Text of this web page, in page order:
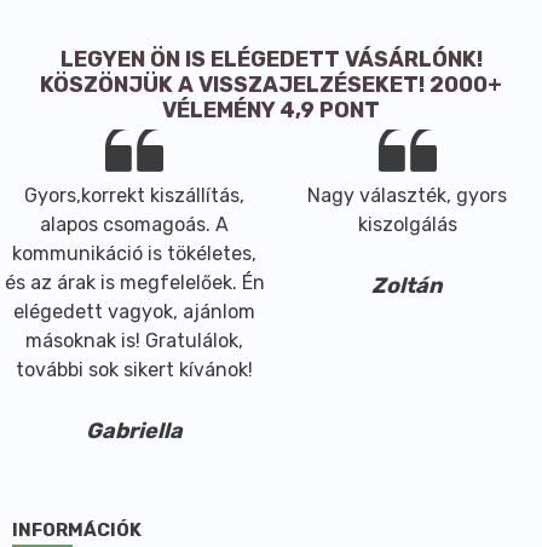
LEGYEN ÖN IS ELÉGEDETT VÁSÁRLÓNK!
KÖSZÖNJÜK A VISSZAJELZÉSEKET! 2000+
VÉLEMÉNY 4,9 PONT
Gyors,korrekt kiszállítás,
alapos csomagoás. A
kommunikáció is tökéletes,
és az árak is megfelelőek. Én
elégedett vagyok, ajánlom
másoknak is! Gratulálok,
további sok sikert kívánok!
Gabriella
Nagy választék, gyors
kiszolgálás
Zoltán
INFORMÁCIÓK